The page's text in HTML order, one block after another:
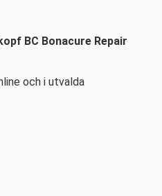
BC Bonacure Repair
och i utvalda